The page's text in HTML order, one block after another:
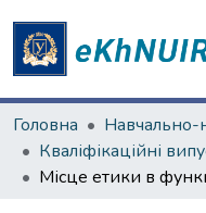
Головна